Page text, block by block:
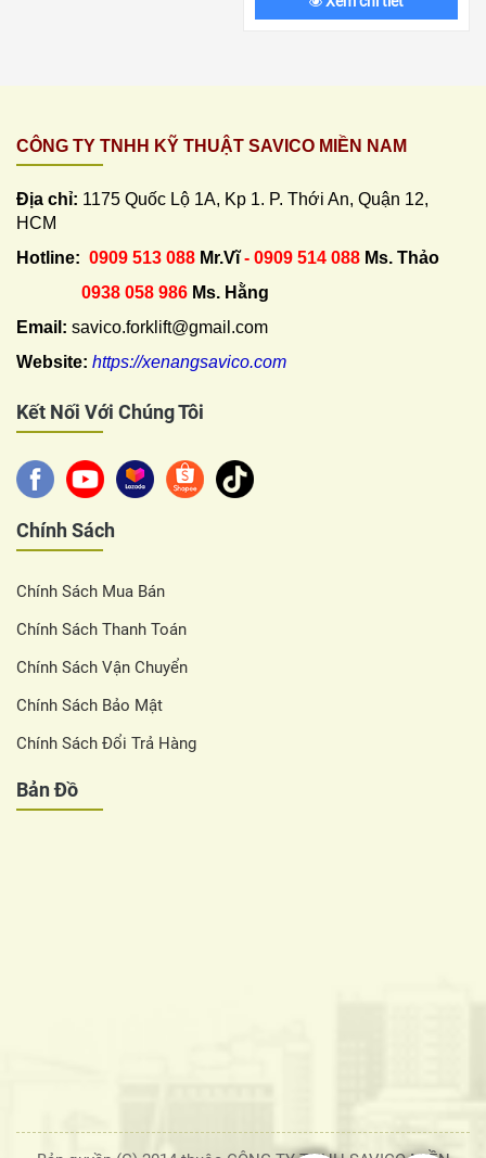
CÔNG TY TNHH KỸ THUẬT SAVICO MIỀN NAM
Địa chỉ: 1175 Quốc Lộ 1A, Kp 1. P. Thới An, Quận 12,
HCM
Hotline: 0909 513 088 Mr.Vĩ- 0909 514 088 Ms. Thảo
0938 058 986 Ms. Hằng
Email: savico.forklift@gmail.com
Website: https://xenangsavico.com
Kết Nối Với Chúng Tôi
Chính Sách
Chính Sách Mua Bán
Chính Sách Thanh Toán
Chính Sách Vận Chuyển
Chính Sách Bảo Mật
Chính Sách Đổi Trả Hàng
Bản Đồ